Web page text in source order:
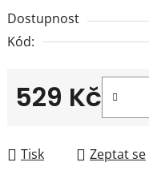
5
hvězdiček.
Dostupnost
Kód:
529 Kč
Tisk Zeptat se